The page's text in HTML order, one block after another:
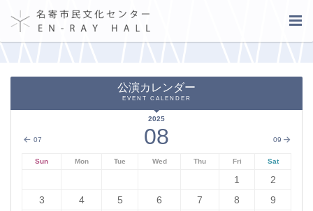
公演カレンダー
EVENT CALENDER
07 09
2025
08
Sun Mon Tue Wed Thu Fri Sat
1
2
3
4 5 6 7 8
9